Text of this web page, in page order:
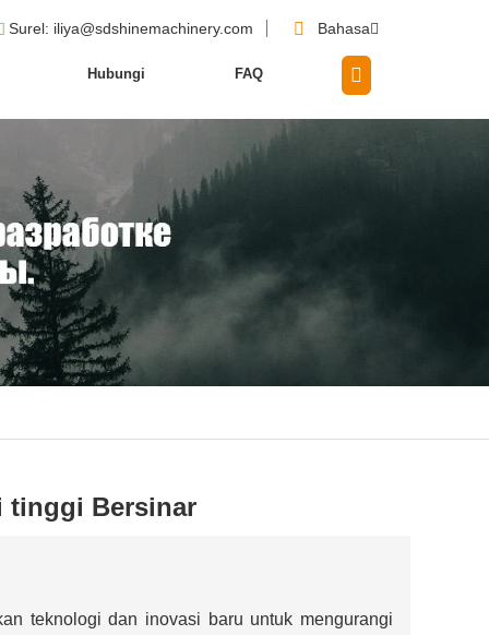
Hubungi FAQ
Surel: iliya@sdshinemachinery.com Bahasa
tinggi Bersinar
teknologi dan inovasi baru untuk mengurangi